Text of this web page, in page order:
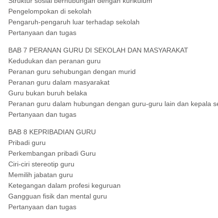
Pengelompokan di sekolah
Pengaruh-pengaruh luar terhadap sekolah
Pertanyaan dan tugas
BAB 7 PERANAN GURU DI SEKOLAH DAN MASYARAKAT
Kedudukan dan peranan guru
Peranan guru sehubungan dengan murid
Peranan guru dalam masyarakat
Guru bukan buruh belaka
Peranan guru dalam hubungan dengan guru-guru lain dan kepala
Pertanyaan dan tugas
BAB 8 KEPRIBADIAN GURU
Pribadi guru
Perkembangan pribadi Guru
Ciri-ciri stereotip guru
Memilih jabatan guru
Ketegangan dalam profesi keguruan
Gangguan fisik dan mental guru
Pertanyaan dan tugas